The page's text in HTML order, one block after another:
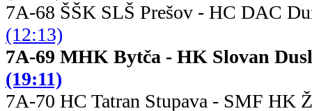
7A-68 ŠŠK SLŠ Prešov - HC DAC
(12:13)
7A-69 MHK Bytča - HK
(19:11)
7A-70 HC Tatran Stupava -